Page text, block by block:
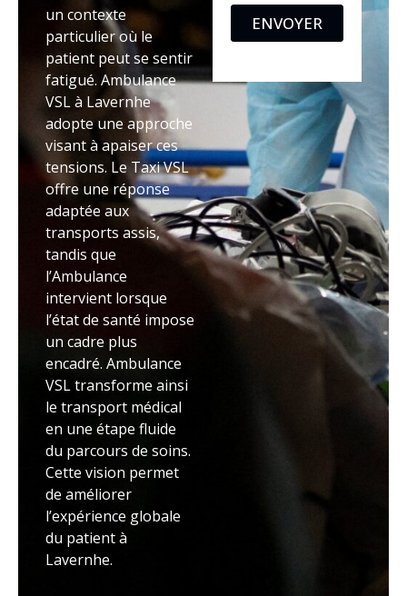
un contexte
particulier où le
patient peut se sentir
fatigué. Ambulance
VSL à Lavernhe
adopte une approche
visant à apaiser ces
tensions. Le Taxi VSL
offre une réponse
adaptée aux
transports assis,
tandis que
l’Ambulance
intervient lorsque
l’état de santé impose
un cadre plus
encadré. Ambulance
VSL transforme ainsi
le transport médical
en une étape fluide
du parcours de soins.
Cette vision permet
de améliorer
l’expérience globale
du patient à
Lavernhe.
ENVOYER